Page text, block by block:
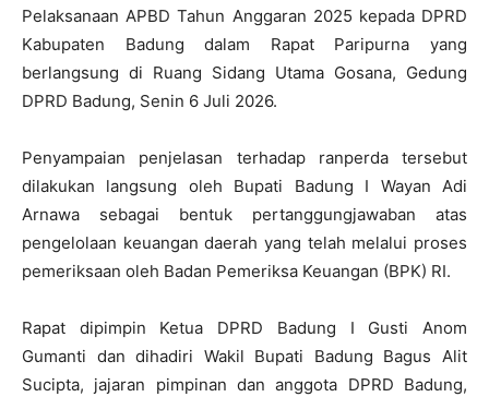
Pelaksanaan APBD Tahun Anggaran 2025 kepada DPRD
Kabupaten Badung dalam Rapat Paripurna yang
berlangsung di Ruang Sidang Utama Gosana, Gedung
DPRD Badung, Senin 6 Juli 2026.
Penyampaian penjelasan terhadap ranperda tersebut
dilakukan langsung oleh Bupati Badung I Wayan Adi
Arnawa sebagai bentuk pertanggungjawaban atas
pengelolaan keuangan daerah yang telah melalui proses
pemeriksaan oleh Badan Pemeriksa Keuangan (BPK) RI.
Rapat dipimpin Ketua DPRD Badung I Gusti Anom
Gumanti dan dihadiri Wakil Bupati Badung Bagus Alit
Sucipta, jajaran pimpinan dan anggota DPRD Badung,